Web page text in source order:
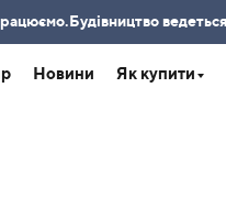
Новини Як купити